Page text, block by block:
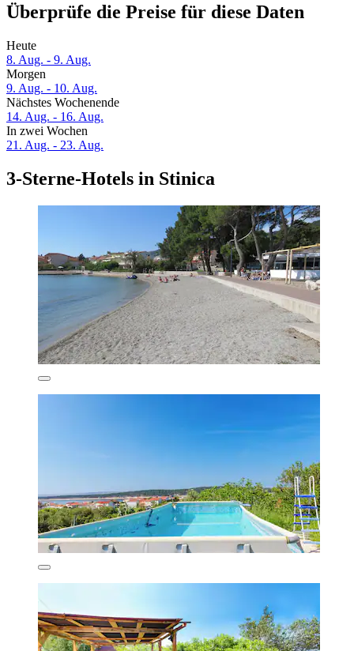
Überprüfe die Preise für diese Daten
Heute
8. Aug. - 9. Aug.
Morgen
9. Aug. - 10. Aug.
Nächstes Wochenende
14. Aug. - 16. Aug.
In zwei Wochen
21. Aug. - 23. Aug.
3-Sterne-Hotels in Stinica